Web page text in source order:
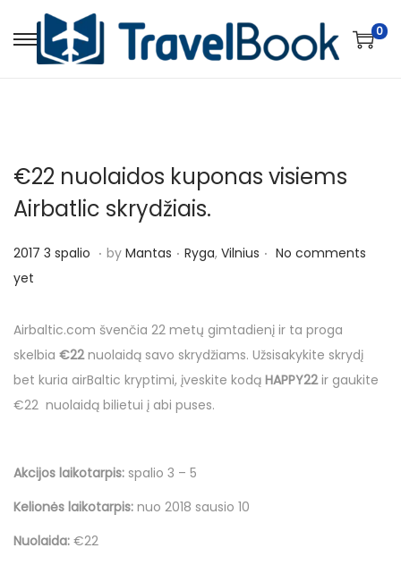
S
o
n
v
a
t
i
o
S
o
c
n
n
t
0
€22 nuolaidos kuponas visiems
Airbatlic skrydžiais.
P
o
t
e
d
o
2017 3 spalio 2
7
3
s
p
i
o
. by Mantas . P
t
e
d
i
Ryga, Vilnius . No comments
yet
Airbaltic.com švenčia 22 metų gimtadienį ir ta proga
skelbia €22nuolaidą savo skrydžiams. Užsisakykite skrydį
bet kuria airBaltic kryptimi, įveskite kodą HAPPY22ir gaukite
€22 nuolaidą bilietui į abi puses.
Akcijos laikotarpis: spalio 3 – 5
Kelionės laikotarpis: nuo 2018 sausio 10
Nuolaida: €22